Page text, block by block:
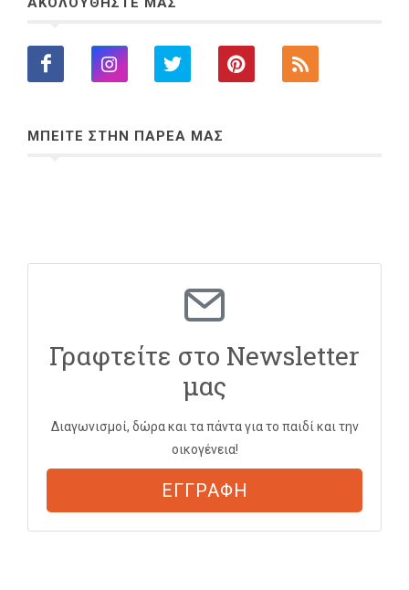
ΜΠΕΙΤΕ ΣΤΗΝ ΠΑΡΕΑ ΜΑΣ
Γραφτείτε στο Newsletter
μας
Διαγωνισμοί, δώρα και τα πάντα για το παιδί και την
οικογένεια!
ΕΓΓΡΑΦΗ